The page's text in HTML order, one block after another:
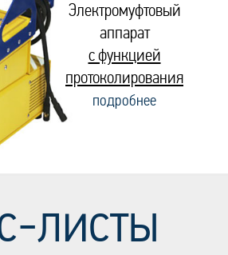
Электромуфтовый
аппарат
с функцией
протоколирования
подробнее
листы